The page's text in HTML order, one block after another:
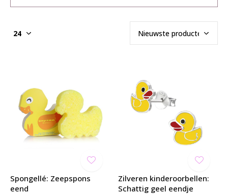
Spongellé: Zeepspons
eend
Zilveren kinderoorbellen:
Schattig geel eendje